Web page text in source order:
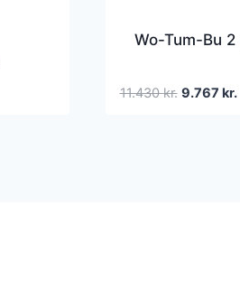
Wo-Tum-Bu
11.430kr. Den
9.767 kr.